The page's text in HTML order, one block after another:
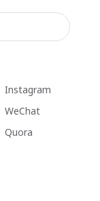
Instagram
WeChat
Quora